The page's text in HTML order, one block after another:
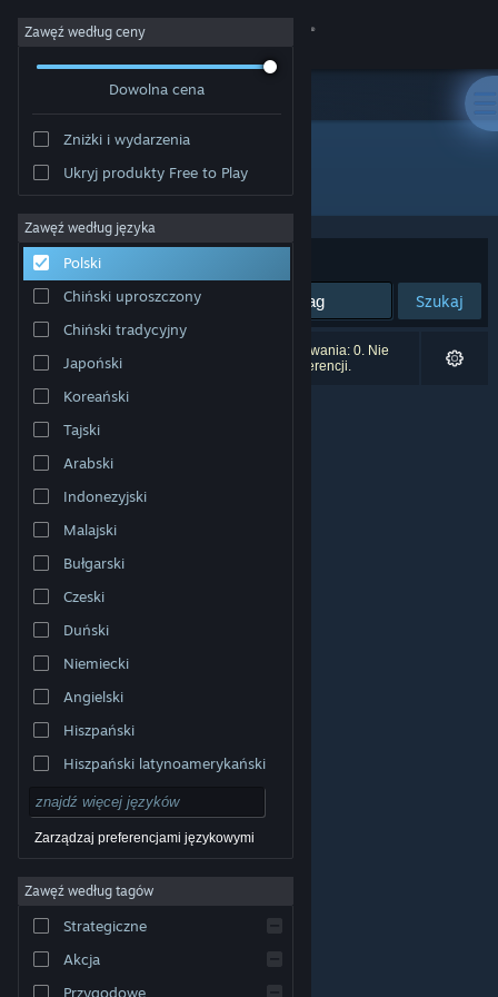
Zaloguj się
Społeczność
Informacje
Wsparcie
Zmień język
Pobierz aplikację mobilną Steam
Wersja przeglądarkowa
© Valve Corporation. Wszelkie prawa zastrzeżone.
właścicieli w Stanach Zjednoczonych i innych krajach.
dostępu
Umowa użytkownika Steam
pieniędzy |Ciasteczka
Zawęź według ceny
Dowolna cena
Zniżki i wydarzenia
Ukryj produkty Free to Play
Zawęź według języka
Polski
Chiński uproszczony
Chiński tradycyjny
Japoński
Koreański
Tajski
Arabski
Indonezyjski
Malajski
Bułgarski
Czeski
Duński
Niemiecki
Angielski
Hiszpański
Hiszpański latynoamerykański
Zarządzaj preferencjami językowymi
Zawęź według tagów
Strategiczne
Akcja
Przygodowe
Producent: Stone Pixel Games, LLC.
Sortuj według:
Szukaj
Liczba wyników pasujących do twojego wyszukiwania: 0. Nie
uwzględniono 1 tytułu na podstawie twoich preferencji.